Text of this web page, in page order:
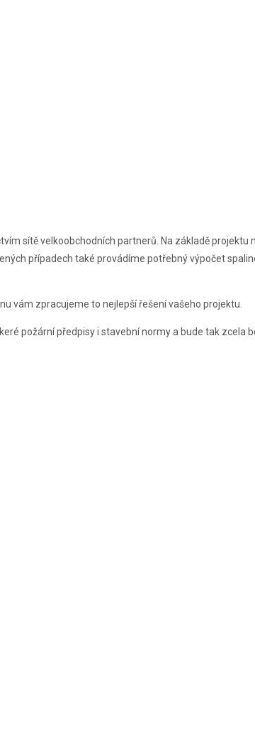
sítě velkoobchodních partnerů . Na základě
případech také provádíme potřebný výpočet
vám zpracujeme to nejlepší řešení vašeho projektu.
požární předpisy i stavební normy a bude tak zcela